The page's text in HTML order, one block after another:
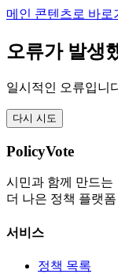
메인 콘텐츠로 바로
오류가 발생
일시적인 오류입니
다시 시도
PolicyVote
시민과 함께 만드는
더 나은 정책 플랫폼
서비스
정책 목록